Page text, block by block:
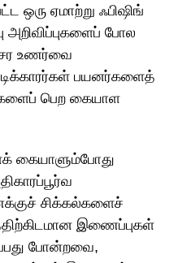
ஒரு ஏமாற்று ஃபிஷிங்
அறிவிப்புகளைப் போல
உணர்வை
பயனர்களைத்
பெற கையாள
கையாளும்போது
சிக்கல்களைச்
இணைப்புகள்
போன்றவை,